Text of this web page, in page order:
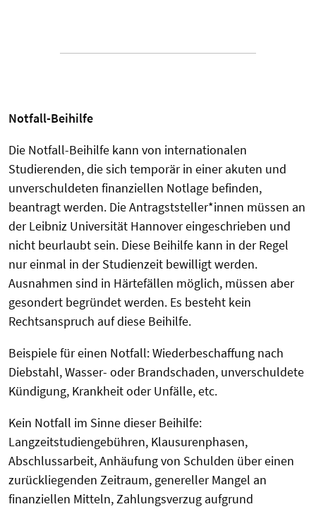
Notfall-Beihilfe
Die Notfall-Beihilfe kann von internationalen
Studierenden, die sich temporär in einer akuten und
unverschuldeten finanziellen Notlage befinden,
beantragt werden. Die Antragststeller*innen müssen an
der Leibniz Universität Hannover eingeschrieben und
nicht beurlaubt sein. Diese Beihilfe kann in der Regel
nur einmal in der Studienzeit bewilligt werden.
Ausnahmen sind in Härtefällen möglich, müssen aber
gesondert begründet werden. Es besteht kein
Rechtsanspruch auf diese Beihilfe.
Beispiele für einen Notfall: Wiederbeschaffung nach
Diebstahl, Wasser- oder Brandschaden, unverschuldete
Kündigung, Krankheit oder Unfälle, etc.
Kein Notfall im Sinne dieser Beihilfe:
Langzeitstudiengebühren, Klausurenphasen,
Abschlussarbeit, Anhäufung von Schulden über einen
zurückliegenden Zeitraum, genereller Mangel an
finanziellen Mitteln, Zahlungsverzug aufgrund